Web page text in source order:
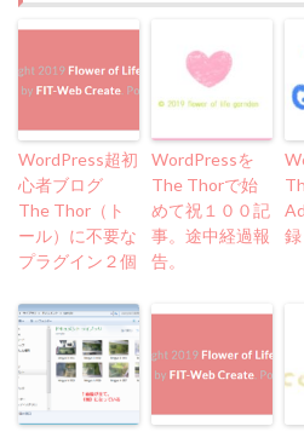
WordPress超初
心者ブログ
The Thor（ト
ール）に不要な
プラグイン２個
WordPressを
The Thorで始
めて祝１００記
事。途中経過報
告。
録